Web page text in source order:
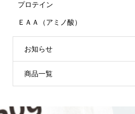
プロテイン
ＥＡＡ（アミノ酸）
お知らせ
商品一覧